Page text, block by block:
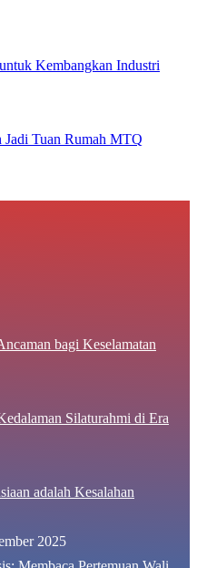
Kembangkan Industri
Tuan Rumah MTQ
bagi Keselamatan
Silaturahmi di Era
adalah Kesalahan
2025